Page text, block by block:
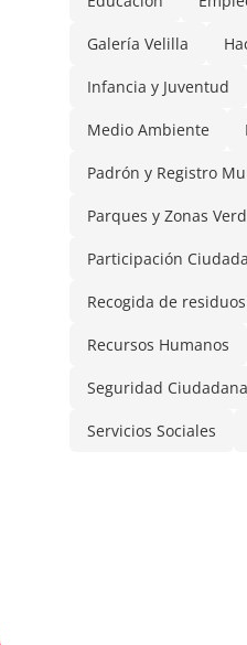
Galería Velilla
Infancia y Juventud
Medio Ambiente
Padrón y Registro
Parques y Zonas
Participación
Recogida de
Recursos Humanos
Seguridad Ciudadana
Servicios Sociales